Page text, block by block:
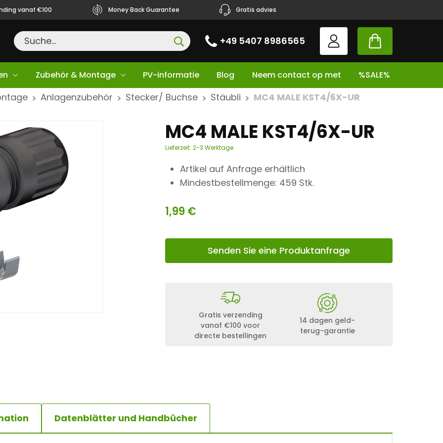
vanaf €100 Money Back Guarantee Gratis advies
+49 5407 8986565
Zubehör & Montage PV-informatie Blog Neem contact op met %SALE%
> Anlagenzubehör > Stecker/ Buchse > Stäubli > MC4 MALE KST4/6X-UR
MC4 MALE KST4/6X-UR
Lieferzeit: 2-3 Werktage
Artikel auf Anfrage erhältlich
Mindestbestellmenge: 459 Stk.
1,99€
Senden Sie eine Produktanfrage
Gratis verzending
vanaf €100 voor
directe bestellingen
14 dagen geld-
terug-garantie
Datenblätter und Handbücher